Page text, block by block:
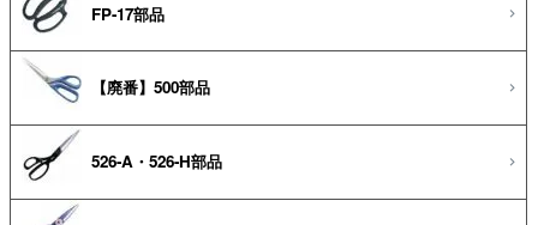
FP-17部品
【廃番】500部品
526-A・526-H部品